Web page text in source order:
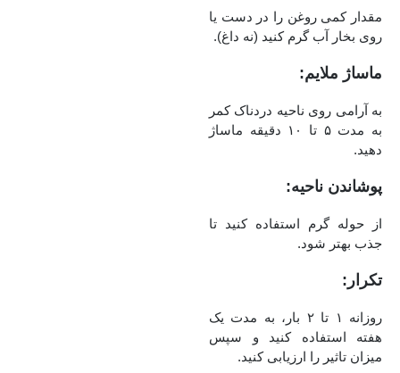
مقدار کمی روغن را در دست یا
روی بخار آب گرم کنید (نه داغ).
ماساژ ملایم:
به آرامی روی ناحیه دردناک کمر
به مدت ۵ تا ۱۰ دقیقه ماساژ
دهید.
پوشاندن ناحیه:
از حوله گرم استفاده کنید تا
جذب بهتر شود.
تکرار:
روزانه ۱ تا ۲ بار، به‌ مدت یک
هفته استفاده کنید و سپس
میزان تاثیر را ارزیابی کنید.